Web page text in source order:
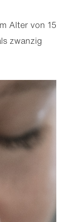
Alter von 15
zwanzig